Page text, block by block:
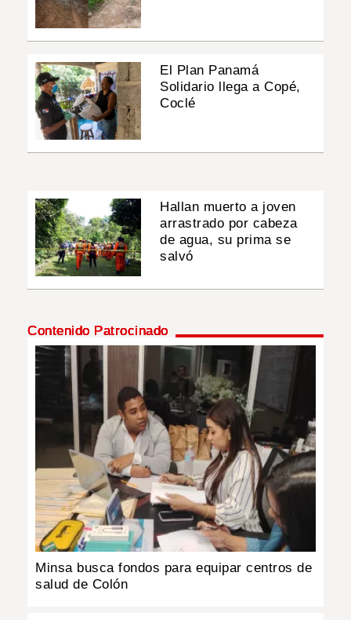
El Plan Panamá
Solidario llega a Copé,
Coclé
Hallan muerto a joven
arrastrado por cabeza
de agua, su prima se
salvó
Contenido Patrocinado
Minsa busca fondos para equipar centros de
salud de Colón